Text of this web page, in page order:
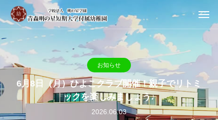
お知らせ
6月8日（月）ひよこクラブ開催！親子でリトミ
ックを楽しみましょう♪
2026.06.03